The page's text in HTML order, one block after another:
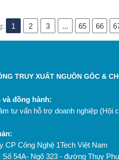
1 2 3 ... 65 66
TRUY XUẤT NGUỒN GỐC &
và đồng hành:
tư vấn hỗ trợ doanh nghiệp (Hội
CP Công Nghệ 1Tech Việt Nam
54A- Ngõ 323 - đường Thụy